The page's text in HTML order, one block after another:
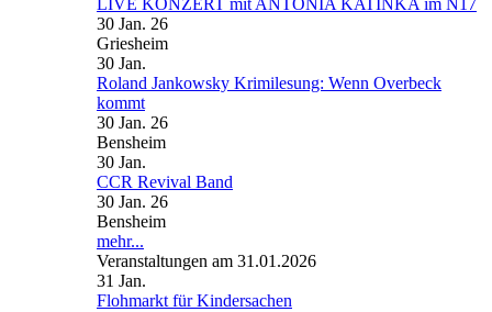
LIVE KONZERT mit ANTONIA KATINKA im N17
30 Jan. 26
Griesheim
30 Jan.
Roland Jankowsky Krimilesung: Wenn Overbeck
kommt
30 Jan. 26
Bensheim
30 Jan.
CCR Revival Band
30 Jan. 26
Bensheim
mehr...
Veranstaltungen am 31.01.2026
31 Jan.
Flohmarkt für Kindersachen